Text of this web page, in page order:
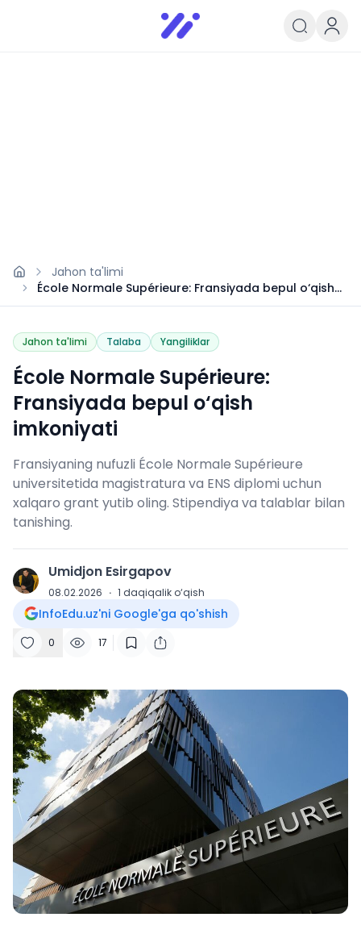
Infoedu
Ta&#039;lim xabarlari va
Jahon ta'limi
École Normale Supérieure: Fransiyada bepul o‘qish
imkoniyati
Jahon ta'limi Talaba Yangiliklar
École Normale Supérieure:
Fransiyada bepul o‘qish
imkoniyati
Fransiyaning nufuzli École Normale Supérieure
universitetida magistratura va ENS diplomi uchun
xalqaro grant yutib oling. Stipendiya va talablar bilan
tanishing.
U Umidjon Esirgapov
08.02.2026 · 1 daqiqalik o‘qish
InfoEdu.uz'ni Google'ga qo'shish
0 17